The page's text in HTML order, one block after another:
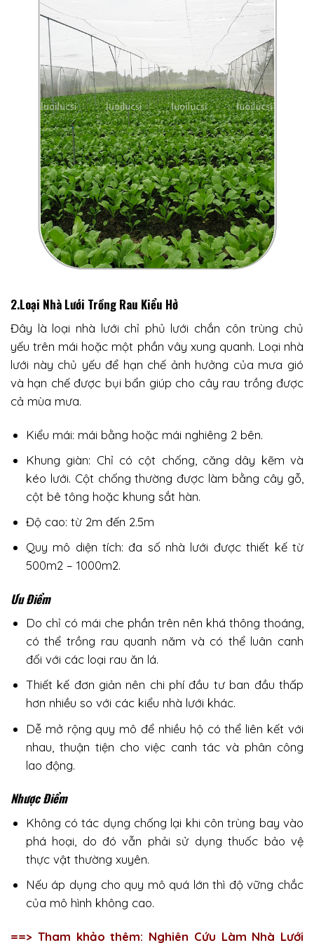
2.Loại Nhà Lưới Trồng Rau Kiểu Hở
Đây là loại nhà lưới chỉ phủ lưới chắn côn trùng chủ
yếu trên mái hoặc một phần vây xung quanh. Loại nhà
lưới này chủ yếu để hạn chế ảnh hưởng của mưa gió
và hạn chế được bụi bẩn giúp cho cây rau trồng được
cả mùa mưa.
Kiểu mái: mái bằng hoặc mái nghiêng 2 bên.
Khung giàn: Chỉ có cột chống, căng dây kẽm và
kéo lưới. Cột chống thường được làm bằng cây gỗ,
cột bê tông hoặc khung sắt hàn.
Độ cao: từ 2m đến 2.5m
Quy mô diện tích: đa số nhà lưới được thiết kế từ
500m2 – 1000m2.
Ưu Điểm
Do chỉ có mái che phần trên nên khá thông thoáng,
có thể trồng rau quanh năm và có thể luân canh
đối với các loại rau ăn lá.
Thiết kế đơn giản nên chi phí đầu tư ban đầu thấp
hơn nhiều so với các kiểu nhà lưới khác.
Dễ mở rộng quy mô để nhiều hộ có thể liên kết với
nhau, thuận tiện cho việc canh tác và phân công
lao động.
Nhược Điểm
Không có tác dụng chống lại khi côn trùng bay vào
phá hoại, do đó vẫn phải sử dụng thuốc bảo vệ
thực vật thường xuyên.
Nếu áp dụng cho quy mô quá lớn thì độ vững chắc
của mô hình không cao.
==> Tham khảo thêm: Nghiên Cứu Làm Nhà Lưới